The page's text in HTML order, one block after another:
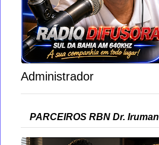
Administrador
PARCEIROS RBN Dr. Iruman